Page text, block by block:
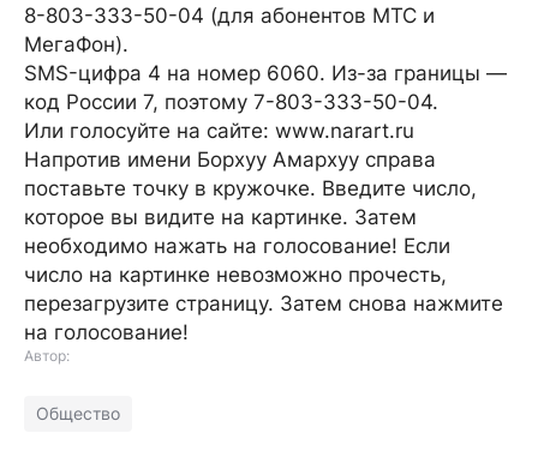
8-803-333-50-04 (для абонентов МТС и
МегаФон).
SMS-цифра 4 на номер 6060. Из-за границы —
код России 7, поэтому 7-803-333-50-04.
Или голосуйте на сайте: www.narart.ru
Напротив имени Борхуу Амархуу справа
поставьте точку в кружочке. Введите число,
которое вы видите на картинке. Затем
необходимо нажать на голосование! Если
число на картинке невозможно прочесть,
перезагрузите страницу. Затем снова нажмите
на голосование!
Автор:
Общество